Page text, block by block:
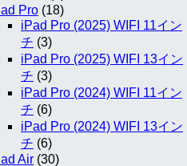
Pro (18)
iPad Pro (2025) WIFI 11イン
チ (3)
iPad Pro (2025) WIFI 13イン
チ (3)
iPad Pro (2024) WIFI 11イン
チ (6)
iPad Pro (2024) WIFI 13イン
チ (6)
Air (30)